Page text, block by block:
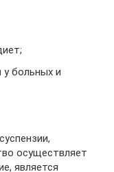
у больных и
осуществляет
является